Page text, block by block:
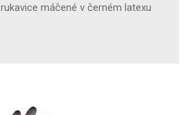
máčené v černém latexu